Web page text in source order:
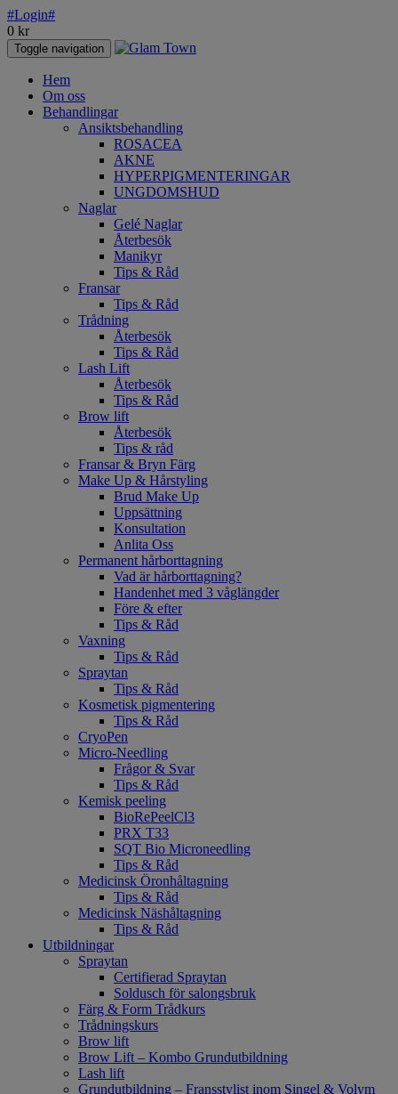
#Login#
0 kr
Toggle navigation
Hem
Om oss
Behandlingar
Ansiktsbehandling
ROSACEA
AKNE
HYPERPIGMENTERINGAR
UNGDOMSHUD
Naglar
Gelé Naglar
Återbesök
Manikyr
Tips & Råd
Fransar
Tips & Råd
Trådning
Återbesök
Tips & Råd
Lash Lift
Återbesök
Tips & Råd
Brow lift
Återbesök
Tips & råd
Fransar & Bryn Färg
Make Up & Hårstyling
Brud Make Up
Uppsättning
Konsultation
Anlita Oss
Permanent hårborttagning
Vad är hårborttagning?
Handenhet med 3 våglängder
Före & efter
Tips & Råd
Vaxning
Tips & Råd
Spraytan
Tips & Råd
Kosmetisk pigmentering
Tips & Råd
CryoPen
Micro-Needling
Frågor & Svar
Tips & Råd
Kemisk peeling
BioRePeelCl3
PRX T33
SQT Bio Microneedling
Tips & Råd
Medicinsk Öronhåltagning
Tips & Råd
Medicinsk Näshåltagning
Tips & Råd
Utbildningar
Spraytan
Certifierad Spraytan
Soldusch för salongsbruk
Färg & Form Trådkurs
Trådningskurs
Brow lift
Brow Lift – Kombo Grundutbildning
Lash lift
Grundutbildning – Fransstylist inom Singel & Volym